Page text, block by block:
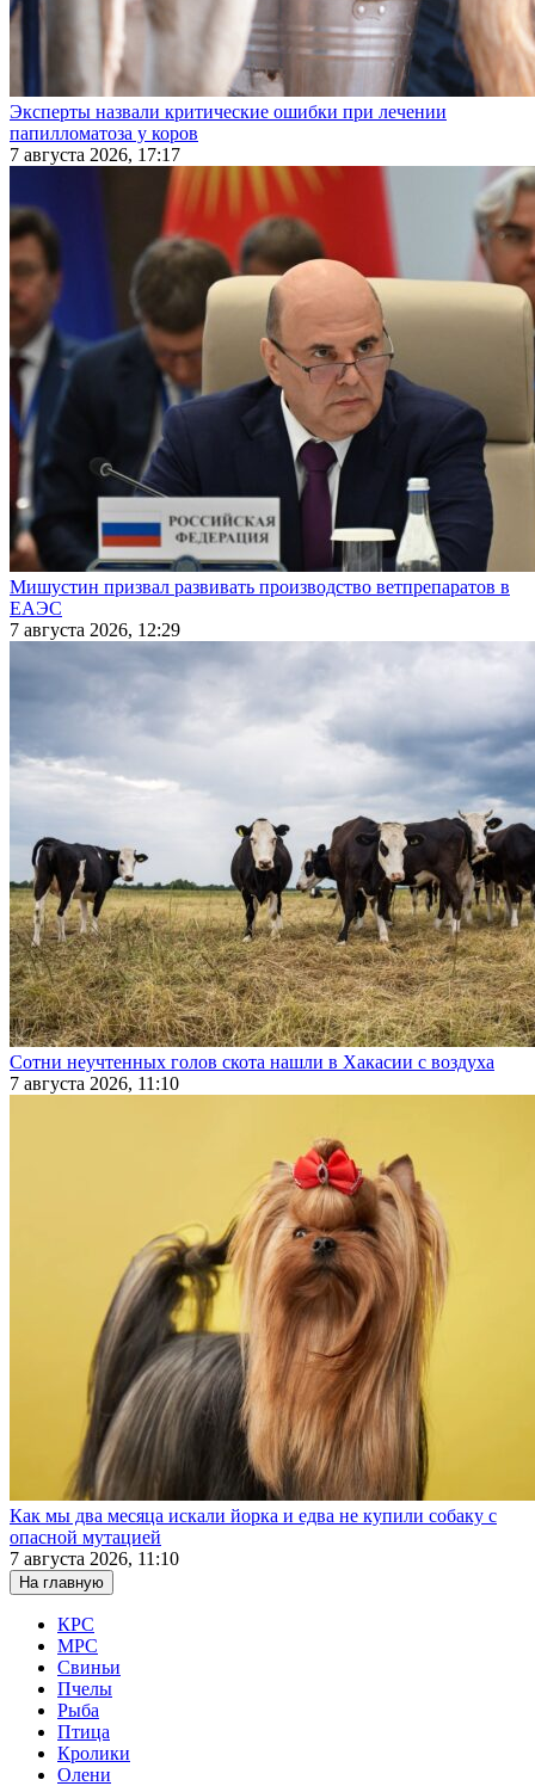
Эксперты назвали критические ошибки при лечении
папилломатоза у коров
7 августа 2026, 17:17
Мишустин призвал развивать производство ветпрепаратов в
ЕАЭС
7 августа 2026, 12:29
Сотни неучтенных голов скота нашли в Хакасии с воздуха
7 августа 2026, 11:10
Как мы два месяца искали йорка и едва не купили собаку с
опасной мутацией
7 августа 2026, 11:10
На главную
КРС
МРС
Свиньи
Пчелы
Рыба
Птица
Кролики
Олени